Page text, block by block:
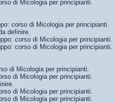
di Micologia per principianti.
corso di Micologia per principianti.
definire.
corso di Micologia per principianti.
corso di Micologia per principianti.
di Micologia per principianti.
di Micologia per principianti.
di Micologia per principianti.
di Micologia per principianti.